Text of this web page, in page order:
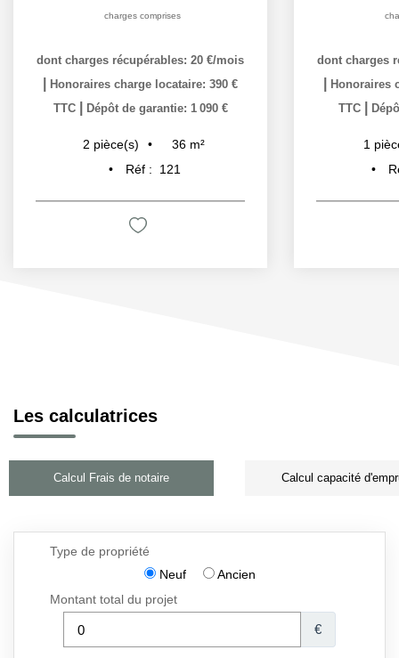
charges comprises
dont charges récupérables: 45 €/mois
Honoraires charge locataire: 331 €
TTC
|Dépôt de garantie: 450 €
1 pièce(s) 30 m²
Réf : B-E029D7
Honoraires
1
Les calculatrices
Calcul Frais de notaire Calcul capacité